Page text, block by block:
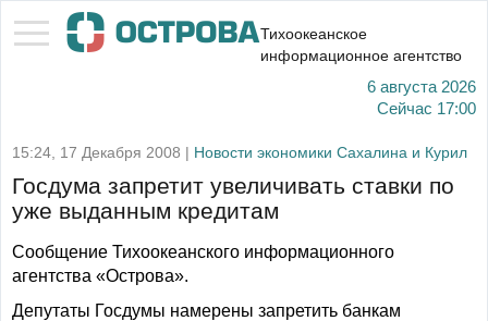
Тихоокеанское
информационное агентство
6 августа 2026
Сейчас 17:00
15:24, 17 Декабря 2008 | Новости экономики Сахалина и Курил
Госдума запретит увеличивать ставки по
уже выданным кредитам
Сообщение Тихоокеанского информационного
агентства «Острова».
Депутаты Госдумы намерены запретить банкам